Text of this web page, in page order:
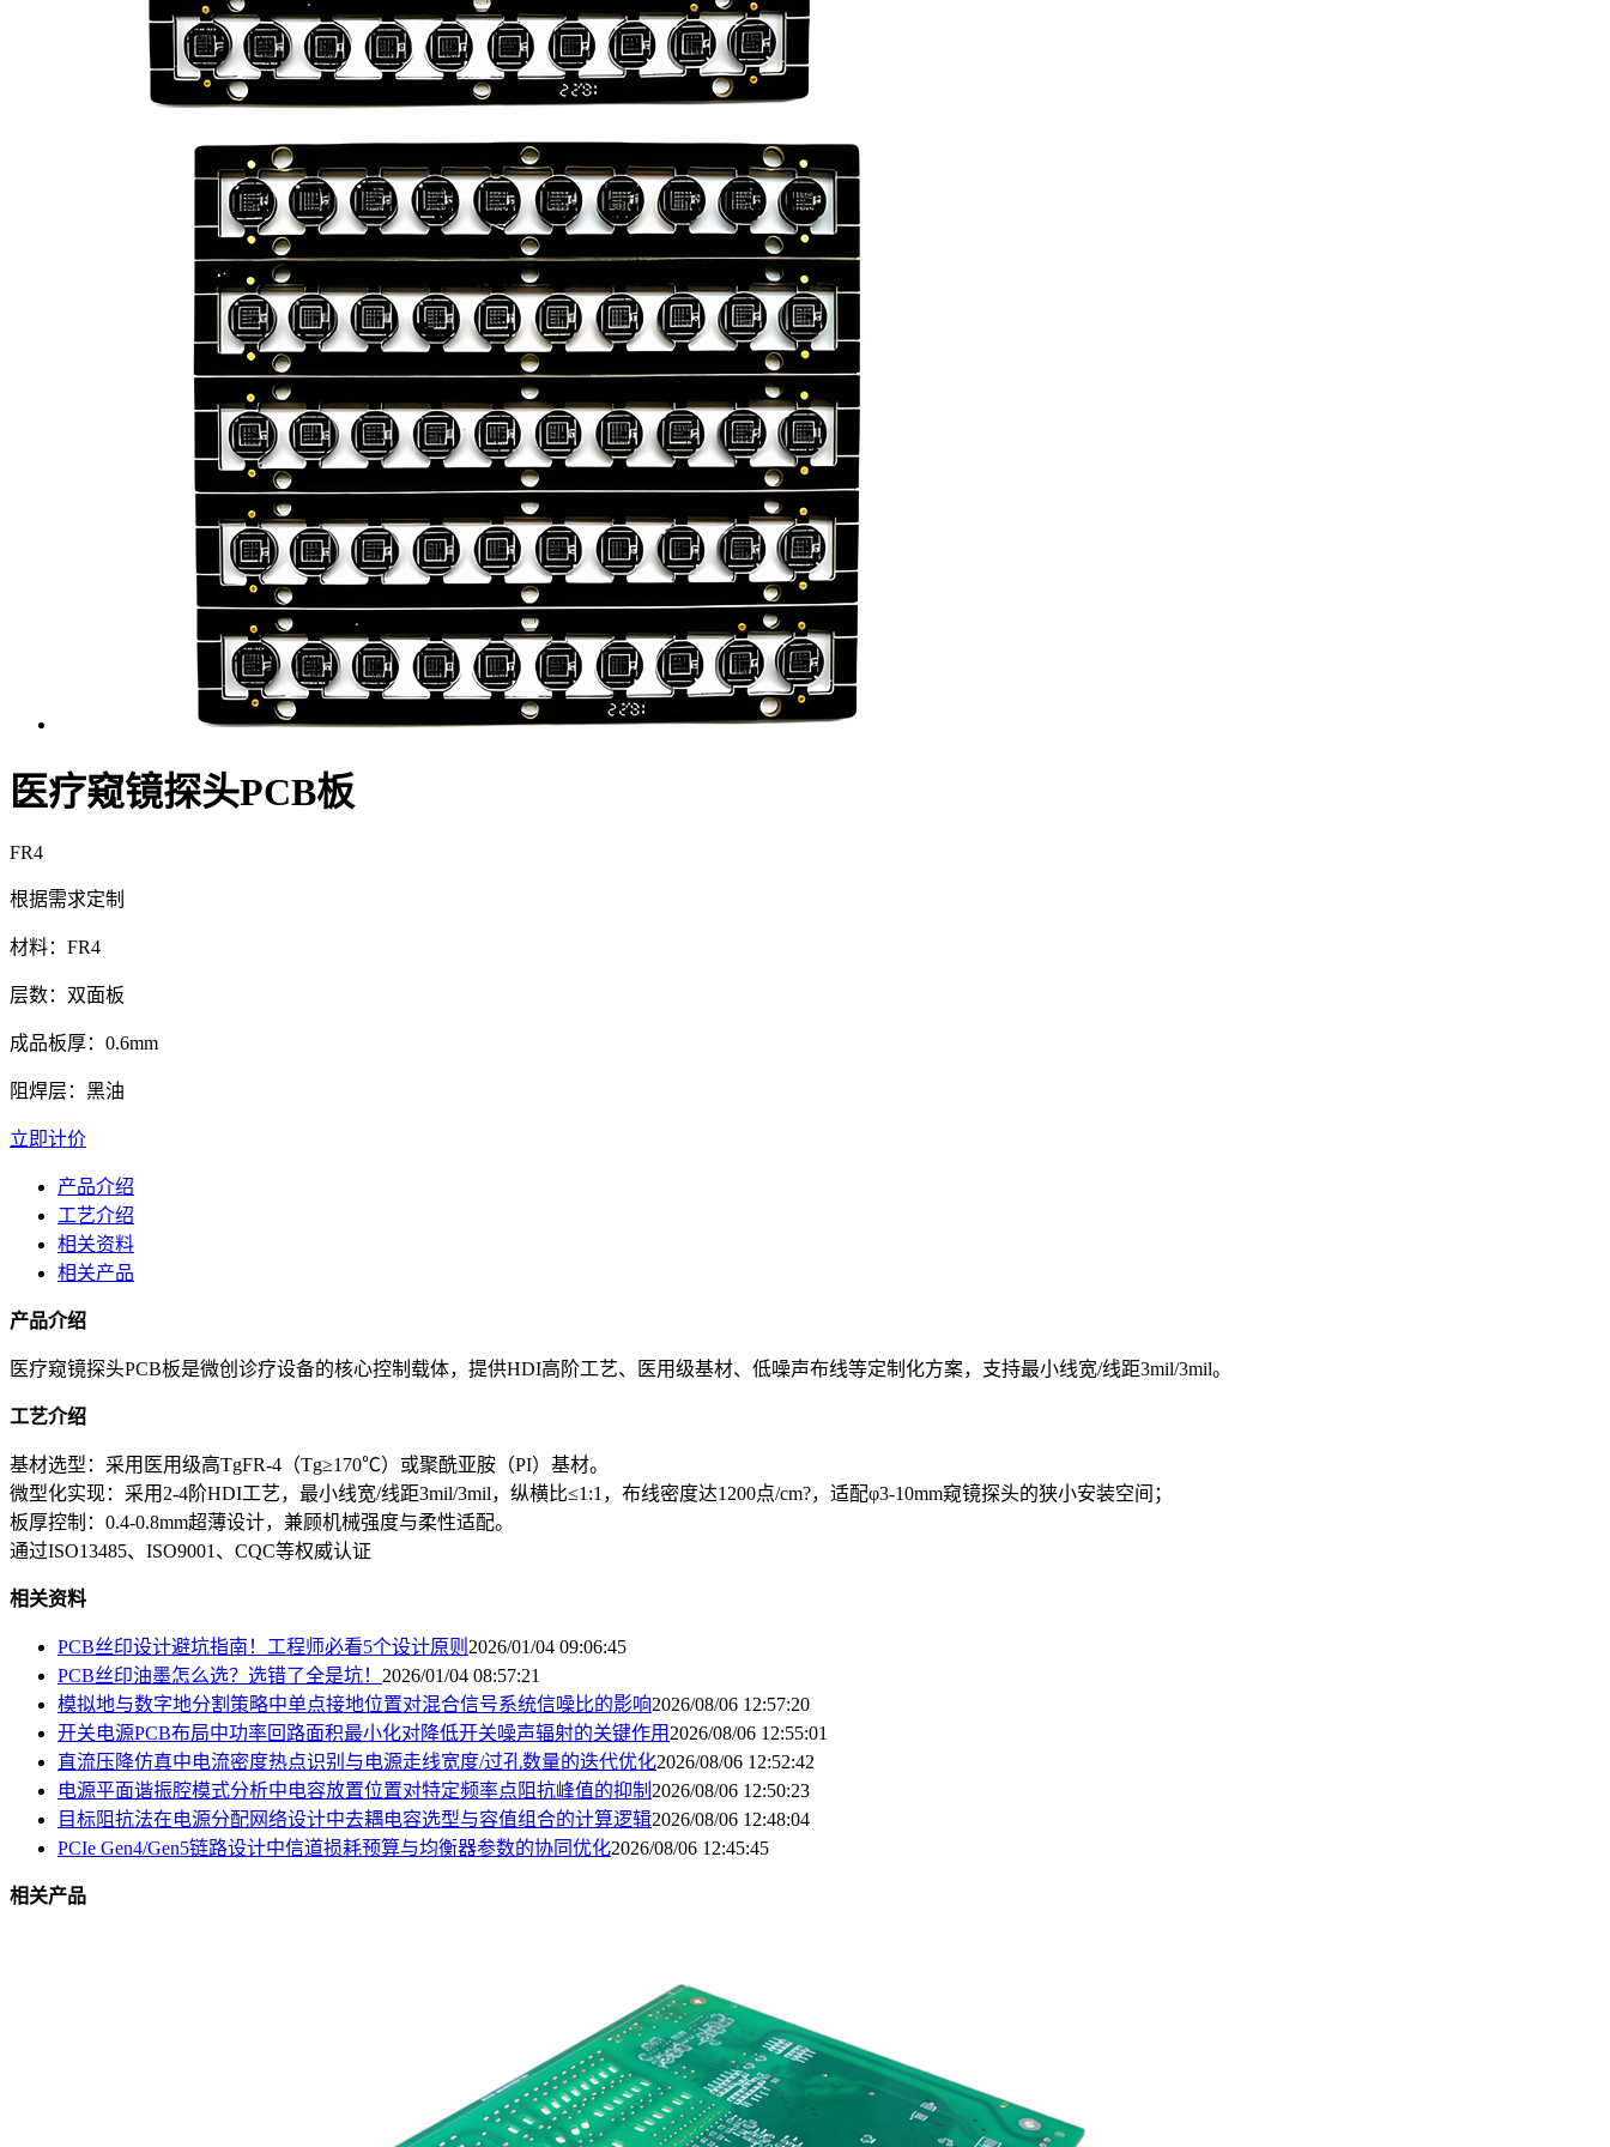
医疗窥镜探头PCB板
FR4
根据需求定制
材料：FR4
层数：双面板
成品板厚：0.6mm
阻焊层：黑油
立即计价
产品介绍
工艺介绍
相关资料
相关产品
产品介绍
医疗窥镜探头PCB板是微创诊疗设备的核心控制载体，提供HDI高阶工艺、医用级基材、低噪声布线等定制化方案，支持最小线宽/线距3mil/3mil。
工艺介绍
基材选型：采用医用级高TgFR-4（Tg≥170℃）或聚酰亚胺（PI）基材。
微型化实现：采用2-4阶HDI工艺，最小线宽/线距3mil/3mil，纵横比≤1:1，布线密度达1200点/cm?，适配φ3-10mm窥镜探头的狭小安装空间；
板厚控制：0.4-0.8mm超薄设计，兼顾机械强度与柔性适配。
通过ISO13485、ISO9001、CQC等权威认证
相关资料
PCB丝印设计避坑指南！工程师必看5个设计原则 2026/01/04 09:06:45
PCB丝印油墨怎么选？选错了全是坑！ 2026/01/04 08:57:21
模拟地与数字地分割策略中单点接地位置对混合信号系统信噪比的影响2026/08/06 12:57:20
开关电源PCB布局中功率回路面积最小化对降低开关噪声辐射的关键作用 2026/08/06 12:55:01
直流压降仿真中电流密度热点识别与电源走线宽度/过孔数量的迭代优化2026/08/06 12:52:42
电源平面谐振腔模式分析中电容放置位置对特定频率点阻抗峰值的抑制 2026/08/06 12:50:23
目标阻抗法在电源分配网络设计中去耦电容选型与容值组合的计算逻辑2026/08/06 12:48:04
PCIe Gen4/Gen5链路设计中信道损耗预算与均衡器参数的协同优化2026/08/06 12:45:45
相关产品